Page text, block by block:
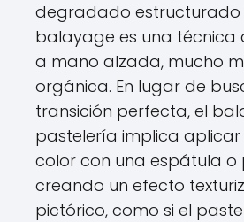
degradado estructurado
balayage es una técnica
a mano alzada, mucho
orgánica. En lugar de
transición perfecta, el
pastelería implica
color con una espátula o
creando un efecto
pictórico, como si el